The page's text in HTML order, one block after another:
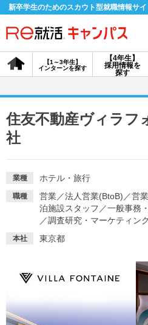
新卒学生のためのスカウト型就職情報サイ
【4年生】
採用情報を
探す
【1～3年生】
インターンを探す
会員登録
採用情報を探す
イベントを探す スカウト
住友不動産ヴィラフ
社
業種 ホテル・旅行
職種 営業／法人営業(BtoB) ／営
泊施設スタッフ ／一般事務
／調査研究・マーケティン
本社 東京都